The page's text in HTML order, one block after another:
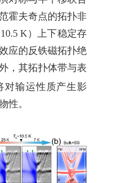
霍夫奇点的拓扑非
10.5 K）上下稳定存
应的反铁磁拓扑绝
，其拓扑体带与表
对输运性质产生影
性。